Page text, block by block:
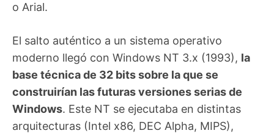
o Arial.
El salto auténtico a un sistema operativo
moderno llegó con Windows NT 3.x (1993), la
base técnica de 32 bits sobre la que se
construirían las futuras versiones serias de
Windows. Este NT se ejecutaba en distintas
arquitecturas (Intel x86, DEC Alpha, MIPS),